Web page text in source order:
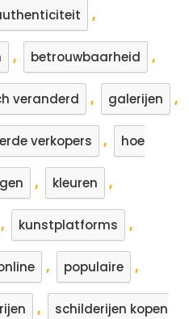
,
, betrouwbaarheid ,
veranderd , galerijen ,
verkopers , hoe
, kleuren ,
, kunstplatforms ,
, populaire ,
, schilderijen kopen